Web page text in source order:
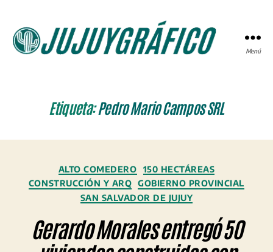
Menú
Etiqueta:Pedro Mario Campos SRL
Categorías
ALTO COMEDERO
150 HECTÁREAS
CONSTRUCCIÓN Y ARQ
GOBIERNO PROVINCIAL
SAN SALVADOR DE JUJUY
Gerardo Morales entregó 50